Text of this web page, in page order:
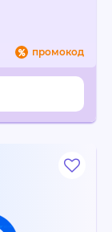
промокод